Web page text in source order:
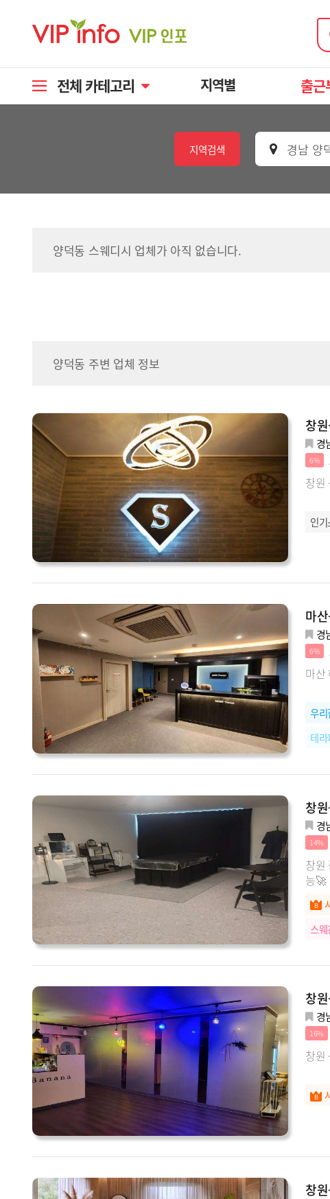
전체 카테고리 지역별 출근
지역검색 경남 양
양덕동 스웨디시 업체가 아직 없습니다.
양덕동 주변 업체 정보
창
경
6%
창원
인
마
경
6%
마산
우
테
창
경
14%
창원
능🚀
스
창
경
16%
창원
창